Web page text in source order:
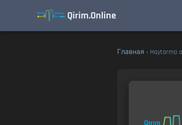
Qirim.Online
Главная › Haytarma